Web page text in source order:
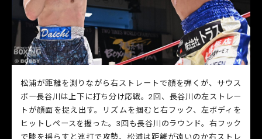
松浦が距離を測りながら右ストレートで顔を弾くが、サウス
ポー長谷川は上下に打ち分け応戦。2回、長谷川の左ストレー
トが顔面を捉え出す。リズムを掴むと右フック、左ボディを
ヒットしペースを握った。3回も長谷川のラウンド。右フック
で膝を揺らすと連打で攻勢。松浦は距離が遠いのか右ストレ